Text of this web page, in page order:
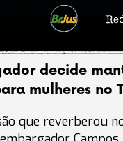
decide
mulheres no
que reverberou